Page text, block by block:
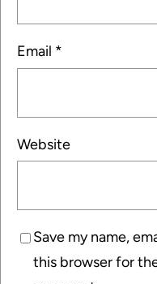
Email *
Website
Save my name,
this browser for